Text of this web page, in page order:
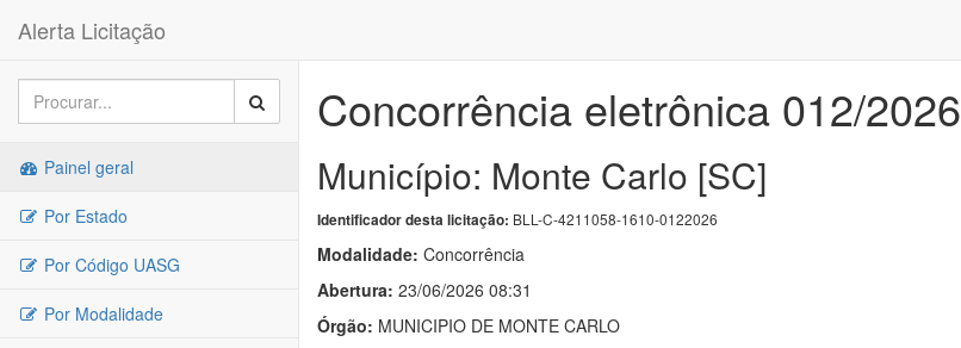
Alerta Licitação
Painel geral
Por Estado
Por Código UASG
Por Modalidade
Concorrência eletrônica 012/2026
Município: Monte Carlo [SC]
Identificador desta licitação: BLL-C-4211058-1610-0122026
Modalidade: Concorrência
Abertura: 23/06/2026 08:31
Órgão: MUNICIPIO DE MONTE CARLO